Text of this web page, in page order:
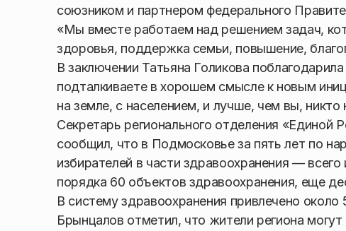
союзником и партнером федерального
«Мы вместе работаем над решением задач,
здоровья, поддержка семьи, повышение,
В заключении Татьяна Голикова
подталкиваете в хорошем смысле к новым
на земле, с населением, и лучше, чем вы,
Секретарь регионального отделения
сообщил, что в Подмосковье за пять лет по
избирателей в части здравоохранения —
порядка 60 объектов здравоохранения, еще
В систему здравоохранения привлечено
Брынцалов отметил, что жители региона